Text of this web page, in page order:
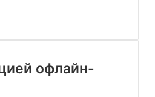
офлайн-